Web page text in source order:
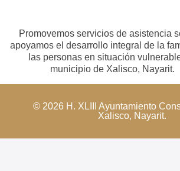
Promovemos servicios de asistencia
apoyamos el desarrollo integral de la
las personas en situación
municipio de Xalisco, Nayarit.
© 2026 H. XLIII Ayuntamiento
Xalisco, Nayarit.